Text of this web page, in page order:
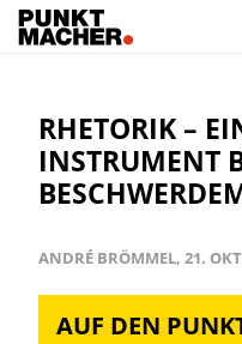
RHETORIK –
INSTRUMENT
ANDRÉ BRÖMMEL, 21.
AUF DEN